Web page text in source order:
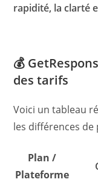
rapidité, la clarté
💰
des tarifs
Voici un tableau
les différences de
Plan /
Plateforme